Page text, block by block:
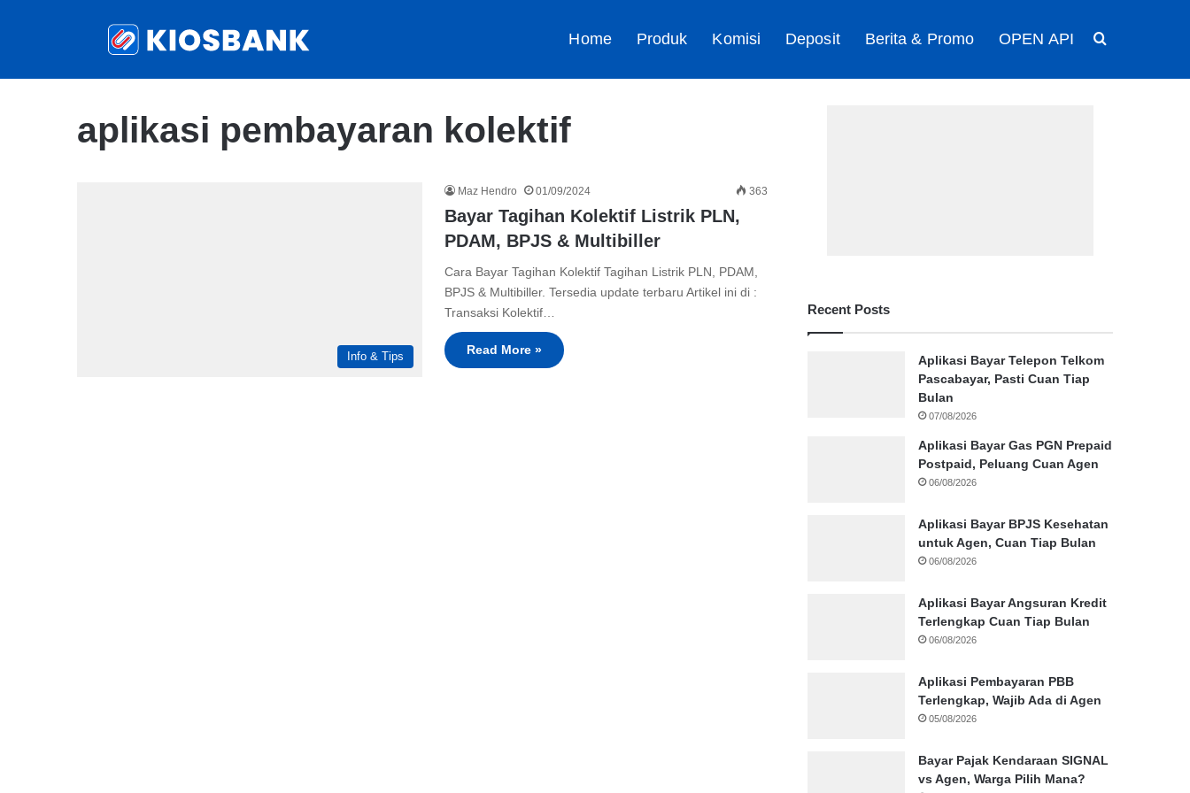
Home Produk Komisi Deposit Berita & Promo OPEN API
aplikasi pembayaran kolektif
Info & Tips
Maz Hendro 01/09/2024 363
Bayar Tagihan Kolektif Listrik PLN,
PDAM, BPJS & Multibiller
Cara Bayar Tagihan Kolektif Tagihan Listrik PLN, PDAM,
BPJS & Multibiller. Tersedia update terbaru Artikel ini di :
Transaksi Kolektif…
Read More »
Recent Posts
Aplikasi Bayar Telepon Telkom
Pascabayar, Pasti Cuan Tiap
Bulan
07/08/2026
Aplikasi Bayar Gas PGN Prepaid
Postpaid, Peluang Cuan Agen
06/08/2026
Aplikasi Bayar BPJS Kesehatan
untuk Agen, Cuan Tiap Bulan
06/08/2026
Aplikasi Bayar Angsuran Kredit
Terlengkap Cuan Tiap Bulan
06/08/2026
Aplikasi Pembayaran PBB
Terlengkap, Wajib Ada di Agen
05/08/2026
Bayar Pajak Kendaraan SIGNAL
vs Agen, Warga Pilih Mana?